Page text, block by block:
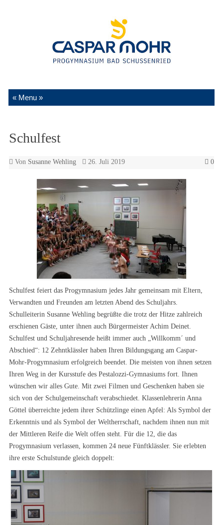
Zum Inhalt springen
Schulfest
Von Susanne Wehling 26. Juli 2019 0
Schulfest feiert das Progymnasium jedes Jahr gemeinsam mit Eltern,
Verwandten und Freunden am letzten Abend des Schuljahrs.
Schulleiterin Susanne Wehling begrüßte die trotz der Hitze zahlreich
erschienen Gäste, unter ihnen auch Bürgermeister Achim Deinet.
Schulfest und Schuljahresende heißt immer auch „Willkomm´ und
Abschied“: 12 Zehntklässler haben Ihren Bildungsgang am Caspar-
Mohr-Progymnasium erfolgreich beendet. Die meisten von ihnen setzen
Ihren Weg in der Kursstufe des Pestalozzi-Gymnasiums fort. Ihnen
wünschen wir alles Gute. Mit zwei Filmen und Geschenken haben sie
sich von der Schulgemeinschaft verabschiedet. Klassenlehrerin Anna
Göttel überreichte jedem ihrer Schützlinge einen Apfel: Als Symbol der
Erkenntnis und als Symbol der Weltherrschaft, nachdem ihnen nun mit
der Mittleren Reife die Welt offen steht. Für die 12, die das
Progymnasium verlassen, kommen 24 neue Fünftklässler. Sie erlebten
ihre erste Schulstunde gleich doppelt: